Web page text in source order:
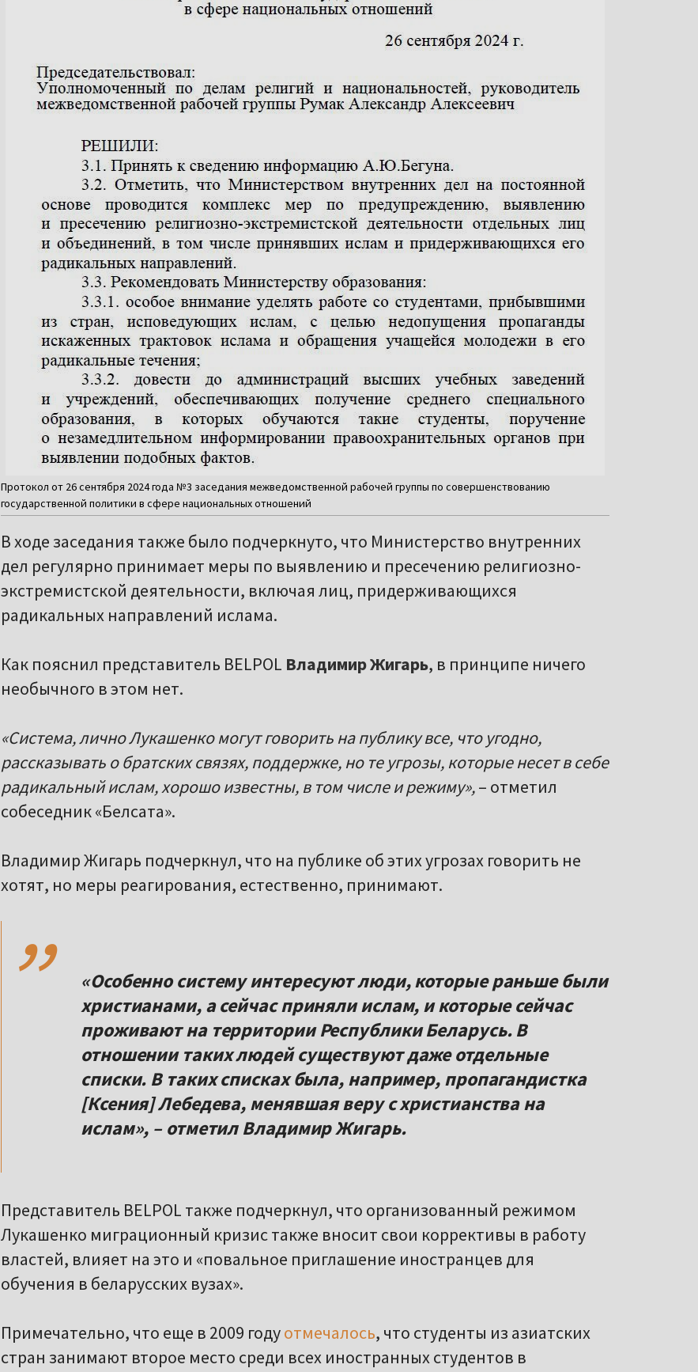
Протокол от 26 сентября 2024 года №3 заседания межведомственной рабочей группы по совершенствованию
государственной политики в сфере национальных отношений
В ходе заседания также было подчеркнуто, что Министерство внутренних
дел регулярно принимает меры по выявлению и пресечению религиозно-
экстремистской деятельности, включая лиц, придерживающихся
радикальных направлений ислама.
Как пояснил представитель BELPOL Владимир Жигарь, в принципе ничего
необычного в этом нет.
«Система, лично Лукашенко могут говорить на публику все, что угодно,
рассказывать о братских связях, поддержке, но те угрозы, которые несет в себе
радикальный ислам, хорошо известны, в том числе и режиму»,– отметил
собеседник «Белсата».
Владимир Жигарь подчеркнул, что на публике об этих угрозах говорить не
хотят, но меры реагирования, естественно, принимают.
,,
«Особенно систему интересуют люди, которые раньше были
христианами, а сейчас приняли ислам, и которые сейчас
проживают на территории Республики Беларусь. В
отношении таких людей существуют даже отдельные
списки. В таких списках была, например, пропагандистка
[Ксения] Лебедева, менявшая веру с христианства на
ислам», – отметил Владимир Жигарь.
Представитель BELPOL также подчеркнул, что организованный режимом
Лукашенко миграционный кризис также вносит свои коррективы в работу
властей, влияет на это и «повальное приглашение иностранцев для
обучения в беларусских вузах».
Примечательно, что еще в 2009 годуотмечалось, что студенты из азиатских
стран занимают второе место среди всех иностранных студентов в